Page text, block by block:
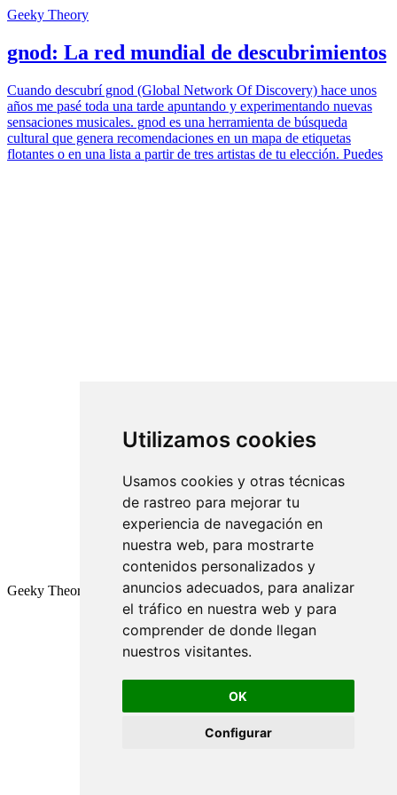
Utilizamos cookies
Usamos cookies y otras técnicas
de rastreo para mejorar tu
experiencia de navegación en
nuestra web, para mostrarte
contenidos personalizados y
anuncios adecuados, para analizar
el tráfico en nuestra web y para
comprender de donde llegan
nuestros visitantes.
OK
Configurar
Geeky Theory
gnod: La red mundial de descubrimientos
Cuando descubrí gnod (Global Network Of Discovery) hace unos
años me pasé toda una tarde apuntando y experimentando nuevas
sensaciones musicales. gnod es una herramienta de búsqueda
cultural que genera recomendaciones en un mapa de etiquetas
flotantes o en una lista a partir de tres artistas de tu elección. Puedes
Geeky Theory © 2026